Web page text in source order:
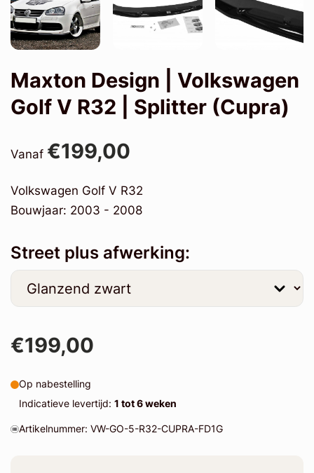
Maxton Design | Volkswagen
Golf V R32 | Splitter (Cupra)
Vanaf €199,00
Volkswagen Golf V R32
Bouwjaar: 2003 - 2008
Street plus afwerking:
€199,00
Op nabestelling
Indicatieve levertijd: 1 tot 6 weken
Artikelnummer: VW-GO-5-R32-CUPRA-FD1G